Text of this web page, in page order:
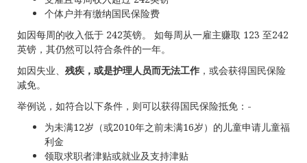
个体户并有缴纳国民保险费
如因每周的收入低于 242英镑。 如每周从一雇主赚取 123 至242
英镑，其仍然可以符合条件的一年。
如因失业、 残疾，或是护理人员而无法工作 ，或会获得国民保险
减免。
举例说，如符合以下条件，则可以获得国民保险抵免：-
为未满12岁（或2010年之前未满16岁）的儿童申请儿童福
利金
领取求职者津贴或就业及支持津贴